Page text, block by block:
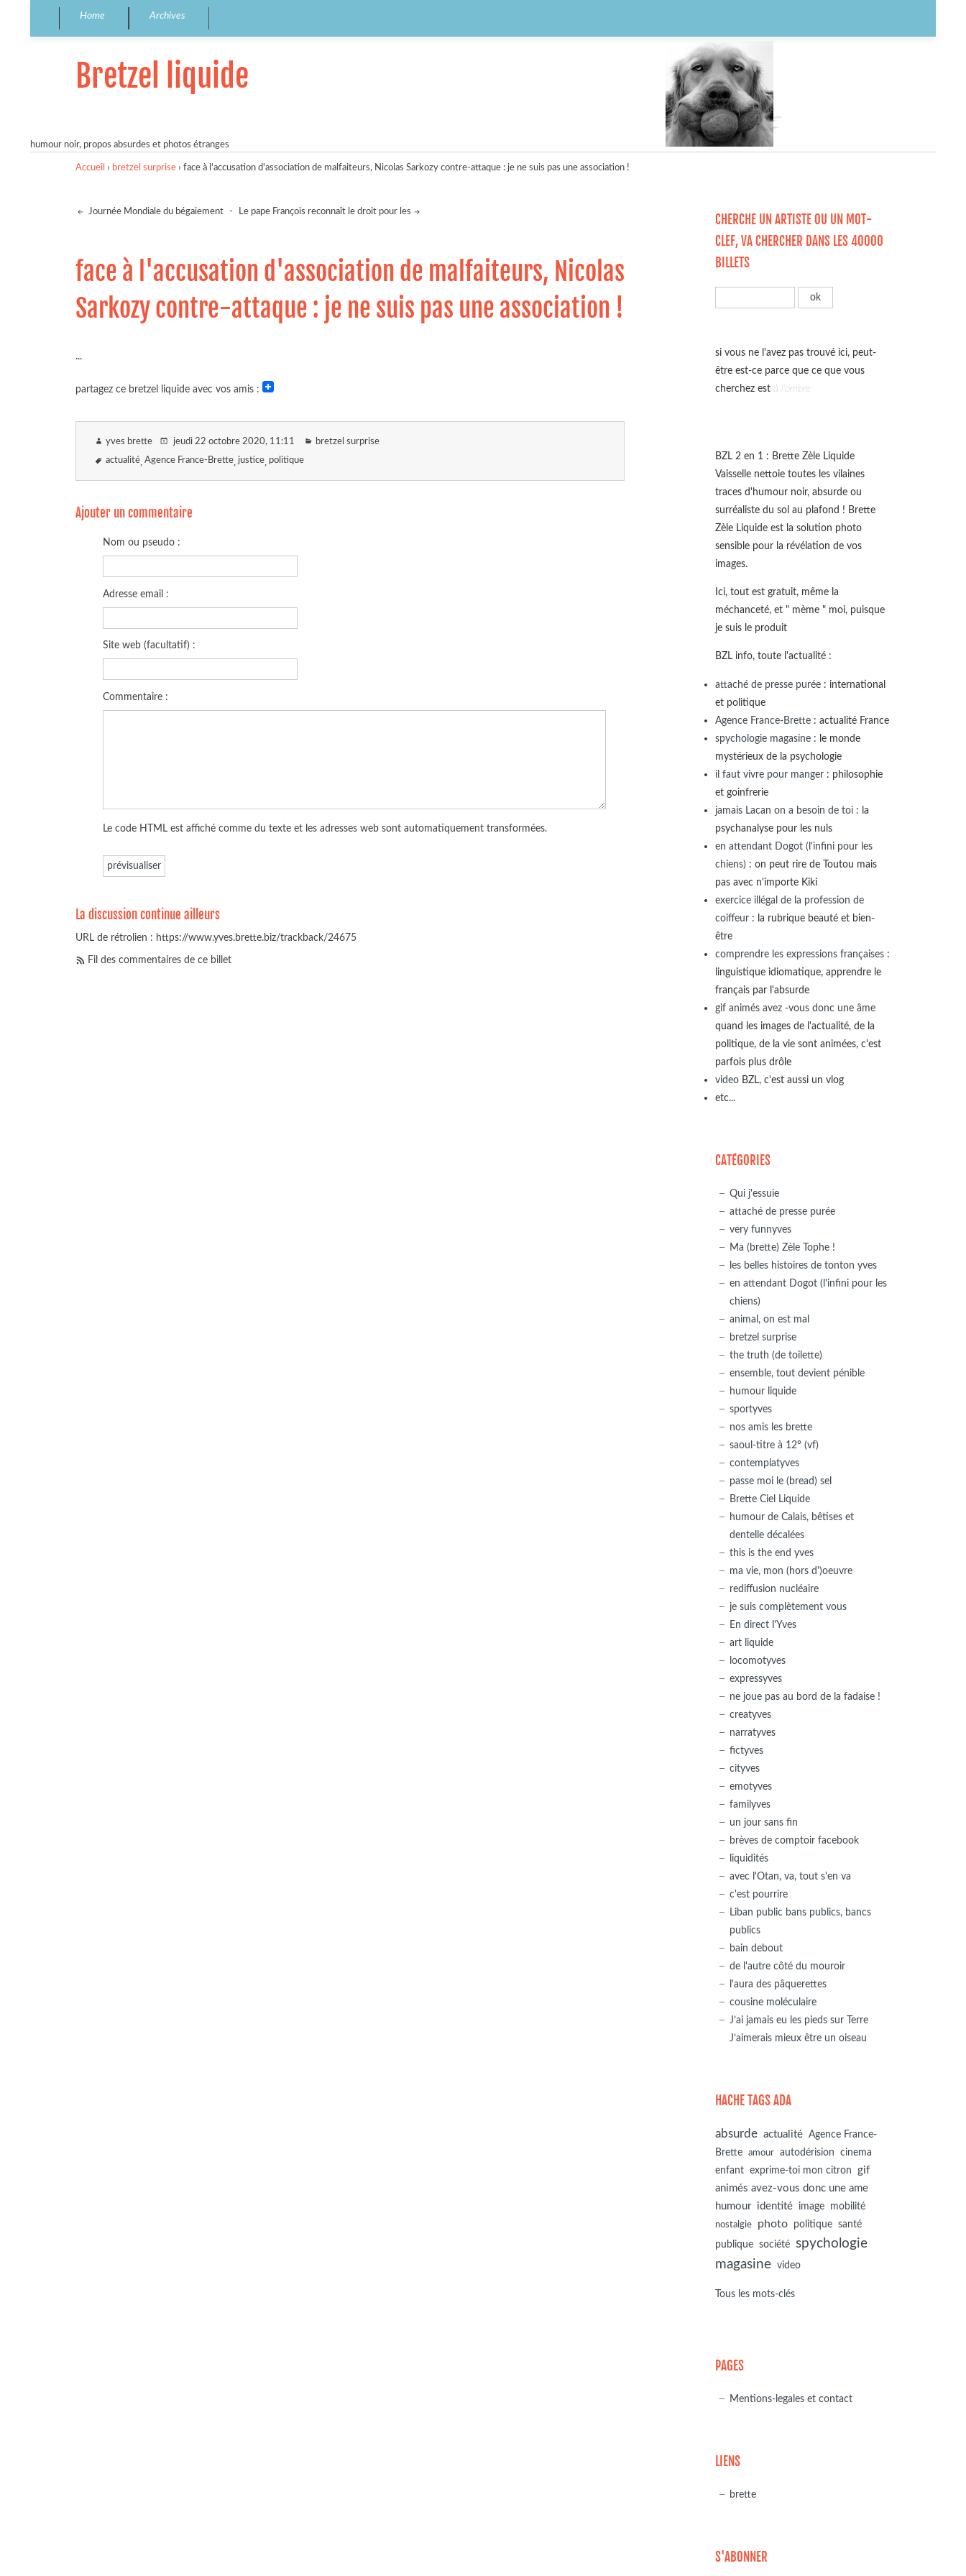
Home Archives
Bretzel liquide
humour noir, propos absurdes et photos étranges
Accueil › bretzel surprise › face à l'accusation d'association de malfaiteurs, Nicolas Sarkozy contre-attaque : je ne suis pas une association !
Journée Mondiale du bégaiement - Le pape François reconnaît le droit pour les
face à l'accusation d'association de malfaiteurs, Nicolas
Sarkozy contre-attaque : je ne suis pas une association !
...
partagez ce bretzel liquide avec vos amis :
yves brette jeudi 22 octobre 2020, 11:11 bretzel surprise
actualité Agence France-Brette justice politique
Ajouter un commentaire
Nom ou pseudo :
Adresse email :
Site web (facultatif) :
Commentaire :
Le code HTML est affiché comme du texte et les adresses web sont automatiquement transformées.
La discussion continue ailleurs
URL de rétrolien : https://www.yves.brette.biz/trackback/24675
Fil des commentaires de ce billet
CHERCHE UN ARTISTE OU UN MOT-
CLEF, VA CHERCHER DANS LES 40000
BILLETS
si vous ne l'avez pas trouvé ici, peut-
être est-ce parce que ce que vous
cherchez està l'ombre
BZL 2 en 1 : Brette Zèle Liquide
Vaisselle nettoie toutes les vilaines
traces d'humour noir, absurde ou
surréaliste du sol au plafond ! Brette
Zèle Liquide est la solution photo
sensible pour la révélation de vos
images.
Ici, tout est gratuit, même la
méchanceté, et " mème " moi, puisque
je suis le produit
BZL info, toute l'actualité :
attaché de presse purée : international
et politique
Agence France-Brette : actualité France
spychologie magasine : le monde
mystérieux de la psychologie
il faut vivre pour manger : philosophie
et goinfrerie
jamais Lacan on a besoin de toi : la
psychanalyse pour les nuls
en attendant Dogot (l'infini pour les
chiens) : on peut rire de Toutou mais
pas avec n'importe Kiki
exercice illégal de la profession de
coiffeur : la rubrique beauté et bien-
être
comprendre les expressions françaises :
linguistique idiomatique, apprendre le
français par l'absurde
gif animés avez -vous donc une âme
quand les images de l'actualité, de la
politique, de la vie sont animées, c'est
parfois plus drôle
video BZL, c'est aussi un vlog
etc...
CATÉGORIES
Qui j'essuie
attaché de presse purée
very funnyves
Ma (brette) Zèle Tophe !
les belles histoires de tonton yves
en attendant Dogot (l'infini pour les
chiens)
animal, on est mal
bretzel surprise
the truth (de toilette)
ensemble, tout devient pénible
humour liquide
sportyves
nos amis les brette
saoul-titre à 12° (vf)
contemplatyves
passe moi le (bread) sel
Brette Ciel Liquide
humour de Calais, bêtises et
dentelle décalées
this is the end yves
ma vie, mon (hors d')oeuvre
rediffusion nucléaire
je suis complètement vous
En direct l'Yves
art liquide
locomotyves
expressyves
ne joue pas au bord de la fadaise !
creatyves
narratyves
fictyves
cityves
emotyves
familyves
un jour sans fin
brèves de comptoir facebook
liquidités
avec l'Otan, va, tout s'en va
c'est pourrire
Liban public bans publics, bancs
publics
bain debout
de l'autre côté du mouroir
l'aura des pâquerettes
cousine moléculaire
J’ai jamais eu les pieds sur Terre
J’aimerais mieux être un oiseau
HACHE TAGS ADA
absurde actualité Agence France-
Brette
amour autodérision
cinema
enfant exprime-toi mon citron
gif
animés avez-vous donc une ame
humour identité image mobilité
nostalgie photo politique santé
publique société spychologie
magasine video
Tous les mots-clés
PAGES
Mentions-legales et contact
LIENS
brette
S'ABONNER